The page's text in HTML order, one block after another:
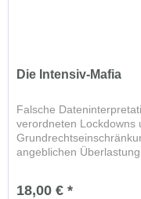
Die Intensiv-Mafia
Falsche
verordneten Lockdowns
angeblichen
18,00 € *